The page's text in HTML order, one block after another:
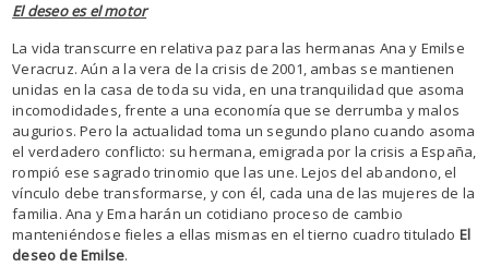
El deseo es el motor
La vida transcurre en relativa paz para las hermanas Ana y Emilse
Veracruz. Aún a la vera de la crisis de 2001, ambas se mantienen
unidas en la casa de toda su vida, en una tranquilidad que asoma
incomodidades, frente a una economía que se derrumba y malos
augurios. Pero la actualidad toma un segundo plano cuando asoma
el verdadero conflicto: su hermana, emigrada por la crisis a España,
rompió ese sagrado trinomio que las une. Lejos del abandono, el
vínculo debe transformarse, y con él, cada una de las mujeres de la
familia. Ana y Ema harán un cotidiano proceso de cambio
manteniéndose fieles a ellas mismas en el tierno cuadro titulado El
deseo de Emilse.